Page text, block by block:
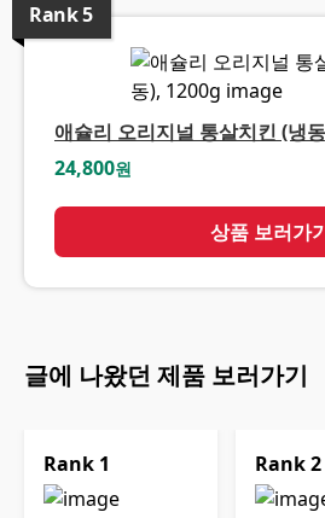
Rank5
애슐리 오리지널 통살치킨 (냉
24,800원
상품 보러가
글에 나왔던 제품 보러가기
Rank 1 Rank2